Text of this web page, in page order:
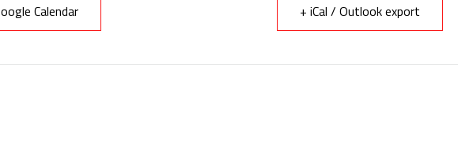
Calendar + iCal / Outlook export